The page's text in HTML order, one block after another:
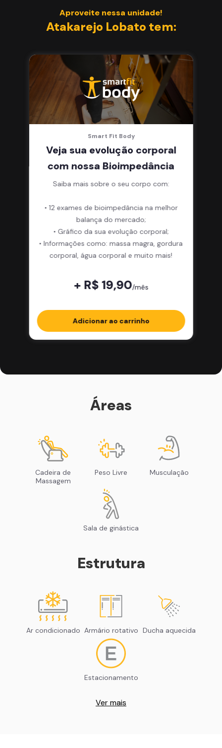
Aproveite nessa unidade!
Atakarejo Lobato tem:
Smart Fit Body
Veja sua evolução corporal
com nossa Bioimpedância
Saiba mais sobre o seu corpo com:
• 12 exames de bioimpedância na melhor
balança do mercado;
• Gráfico da sua evolução corporal;
• Informações como: massa magra, gordura
corporal, água corporal e muito mais!
+ R$ 19,90/mês
Adicionar ao carrinho
Áreas
Cadeira de
Massagem
Peso Livre Musculação
Sala de ginástica
Estrutura
Ar condicionado Armário rotativo Ducha aquecida
Estacionamento
Ver mais